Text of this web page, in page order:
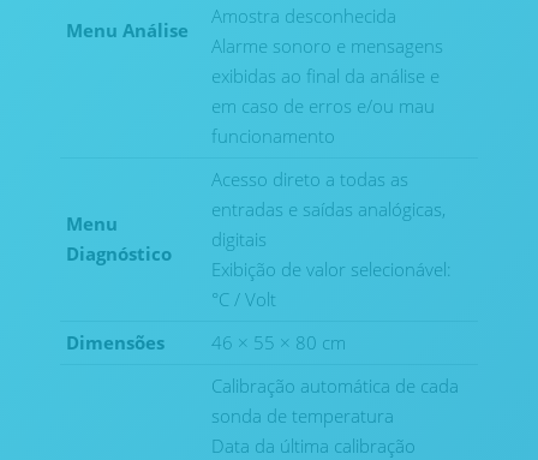
Menu Análise
Amostra desconhecida
Alarme sonoro e mensagens
exibidas ao final da análise e
em caso de erros e/ou mau
funcionamento
Menu
Diagnóstico
Acesso direto a todas as
entradas e saídas analógicas,
digitais
Exibição de valor selecionável:
°C / Volt
Dimensões
46 × 55 × 80 cm
Calibração automática de cada
sonda de temperatura
Data da última calibração